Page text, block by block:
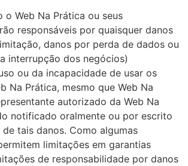
o Web Na Prática ou seus
responsáveis ​​por quaisquer danos
danos por perda de dados ou
interrupção dos negócios)
ou da incapacidade de usar os
Na Prática, mesmo que Web Na
autorizado da Web Na
notificado oralmente ou por escrito
tais danos. Como algumas
limitações em garantias
de responsabilidade por danos